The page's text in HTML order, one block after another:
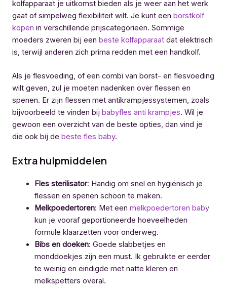
kolfapparaat je uitkomst bieden als je weer aan het werk
gaat of simpelweg flexibiliteit wilt. Je kunt een borstkolf
kopen in verschillende prijscategorieën. Sommige
moeders zweren bij een beste kolfapparaat dat elektrisch
is, terwijl anderen zich prima redden met een handkolf.
Als je flesvoeding, of een combi van borst- en flesvoeding
wilt geven, zul je moeten nadenken over flessen en
spenen. Er zijn flessen met antikrampjessystemen, zoals
bijvoorbeeld te vinden bij babyfles anti krampjes. Wil je
gewoon een overzicht van de beste opties, dan vind je
die ook bij de beste fles baby.
Extra hulpmiddelen
Fles sterilisator: Handig om snel en hygiënisch je
flessen en spenen schoon te maken.
Melkpoedertoren: Met een melkpoedertoren baby
kun je vooraf geportioneerde hoeveelheden
formule klaarzetten voor onderweg.
Bibs en doeken: Goede slabbetjes en
monddoekjes zijn een must. Ik gebruikte er eerder
te weinig en eindigde met natte kleren en
melkspetters overal.